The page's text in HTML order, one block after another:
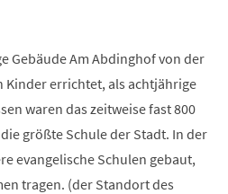
Gebäude Am Abdinghof von der
Kinder errichtet, als achtjährige
waren das zeitweise fast 800
größte Schule der Stadt. In der
evangelische Schulen gebaut,
tragen. (der Standort des